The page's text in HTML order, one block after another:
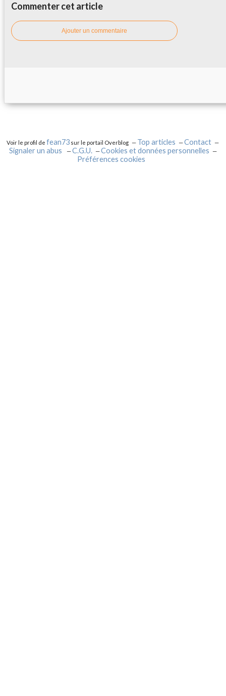
Commenter cet article
Ajouter un commentaire
Voir le profil defean73 sur le portail Overblog Top articles
Contact
Signaler un abus
C.G.U.
Cookies et données personnelles
Préférences cookies